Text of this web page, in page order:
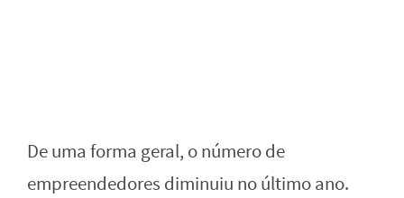
De uma forma geral, o número de
empreendedores diminuiu no último ano.